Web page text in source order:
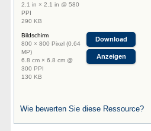
2.1 in × 2.1 in @ 580
PPI
290 KB
Bildschirm
800 × 800 Pixel (0.64
MP)
6.8 cm × 6.8 cm @
300 PPI
130 KB
Download
Anzeigen
Wie bewerten Sie diese Ressource?